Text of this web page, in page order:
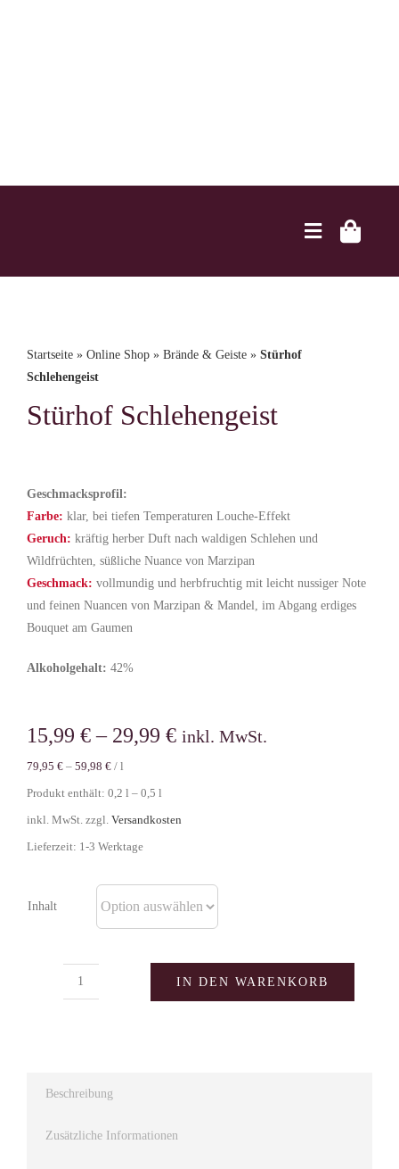
Toggle
Historie
Rezepte
Startseite» Online Shop» Brände & Geiste» Stürhof
Schlehengeist
Stürhof Schlehengeist
Geschmacksprofil:
Farbe: klar, bei tiefen Temperaturen Louche-Effekt
Geruch: kräftig herber Duft nach waldigen Schlehenund
Wildfrüchten, süßliche Nuance von Marzipan
Geschmack: vollmundigundherbfruchtigmit leicht nussiger Note
und feinen Nuancen von Marzipan & Mandel, im Abgang erdiges
Bouquet am Gaumen
Alkoholgehalt: 42%
15,99 €– 29,99 € inkl. MwSt.
79,95 €– 59,98 €/ l
Produkt enthält: 0,2 l – 0,5 l
inkl. MwSt. zzgl. Versandkosten
Lieferzeit: 1-3 Werktage
Inhalt
IN DEN WARENKORB
Beschreibung
Zusätzliche Informationen